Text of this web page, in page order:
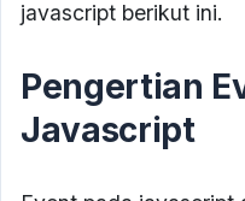
javascript berikut ini.
Pengertian
Javascript